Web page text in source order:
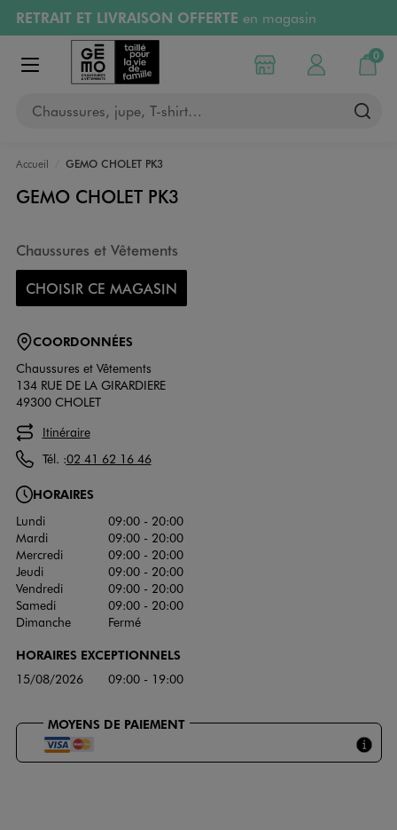
Aller au contenu principal
Aller à la navigation
RETRAIT ET LIVRAISON OFFERTE en magasin
Retours OFFERTSpendant 30 jours
PAYEZ EN 3x SANS FRAIS
RÉSERVATION GRATUITE
Afficher le menu
Chaussures, jupe, T-shirt…
Choisir mon magasin
Mon compte
0
Mon
Accueil GEMO CHOLET PK3
GEMO CHOLET PK3
Chaussures et Vêtements
CHOISIR CE MAGASIN
COORDONNÉES
Chaussures et Vêtements
134 RUE DE LA GIRARDIERE
49300 CHOLET
Itinéraire
Tél. :02 41 62 16 46
HORAIRES
Lundi
09:00 - 20:00
Mardi
09:00 - 20:00
Mercredi
09:00 - 20:00
Jeudi
09:00 - 20:00
Vendredi
09:00 - 20:00
Samedi
09:00 - 20:00
Dimanche
Fermé
HORAIRES EXCEPTIONNELS
15/08/2026 09:00 - 19:00
MOYENS DE PAIEMENT